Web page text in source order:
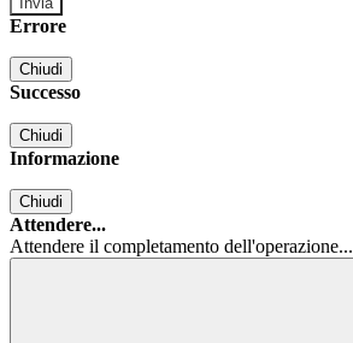
Errore
Chiudi
Successo
Chiudi
Informazione
Chiudi
Attendere...
Attendere il completamento dell'operazione...